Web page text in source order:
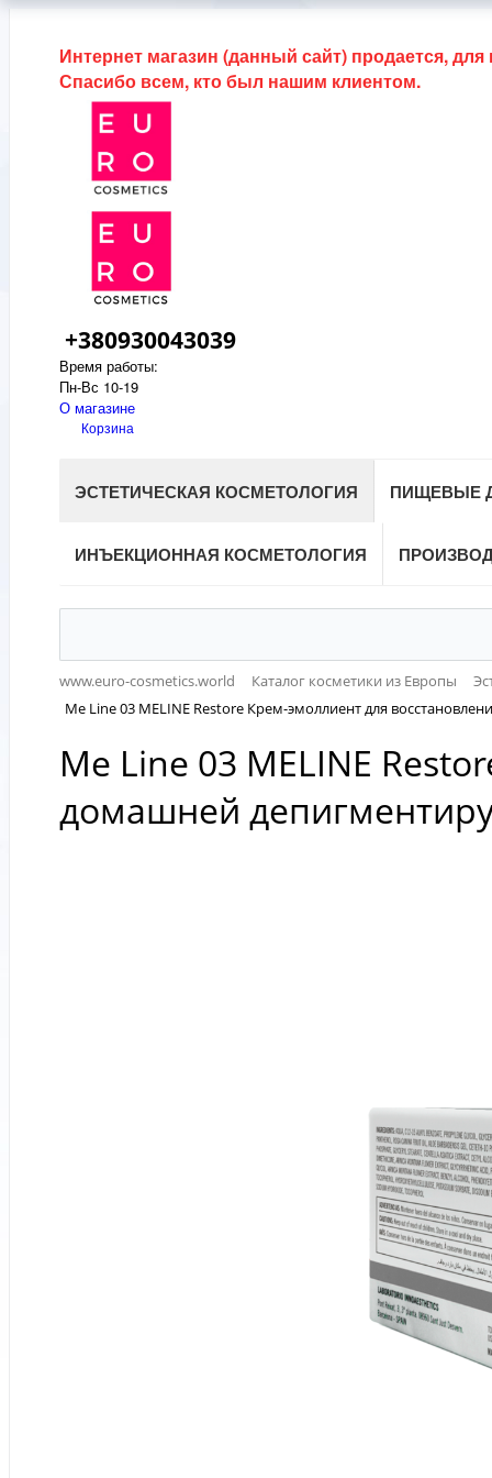
Интернет магазин (данный сайт) продается,
Спасибо всем, кто был нашим клиентом.
+380930043039
Время работы:
Пн-Вс 10-19
О магазине
Корзина
ЭСТЕТИЧЕСКАЯ КОСМЕТОЛОГИЯ ПИЩЕВЫЕ
ИНЪЕКЦИОННАЯ КОСМЕТОЛОГИЯ
www.euro-cosmetics.world Каталог косметики из Европы
Me Line 03 MELINE Restore Крем-эмоллиент для
Me Line 03 MELINE
домашней